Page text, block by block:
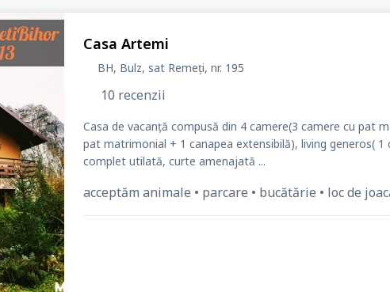
Casa Artemi
BH, Bulz, sat Remeți, nr. 195
10 recenzii
Casa de vacanță compusă din 4 camere(3 camere cu pat
pat matrimonial + 1 canapea extensibilă), living generos( 1
complet utilată, curte amenajată ...
acceptăm animale • parcare • bucătărie • loc de